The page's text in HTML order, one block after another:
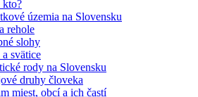
územia na Slovensku
rehole
slohy
a svätice
rody na Slovensku
druhy človeka
miest, obcí a ich častí